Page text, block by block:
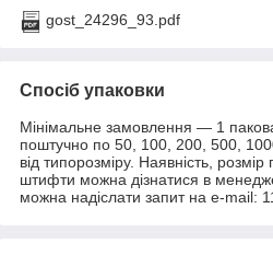
gost_24296_93.pdf
Спосіб упаковки
Мінімальне замовлення — 1
поштучно по 50, 100, 200, 500,
від типорозміру. Наявність,
штифти можна дізнатися в
можна надіслати запит на e-mail: